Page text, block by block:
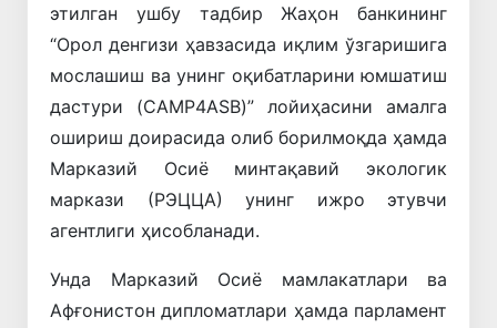
этилган ушбу тадбир Жаҳон банкининг
“Орол денгизи ҳавзасида иқлим ўзгаришига
мослашиш ва унинг оқибатларини юмшатиш
дастури (CAMP4ASB)” лойиҳасини амалга
ошириш доирасида олиб борилмоқда ҳамда
Марказий Осиё минтақавий экологик
маркази (РЭЦЦА) унинг ижро этувчи
агентлиги ҳисобланади.
Унда Марказий Осиё мамлакатлари ва
Афғонистон дипломатлари ҳамда парламент